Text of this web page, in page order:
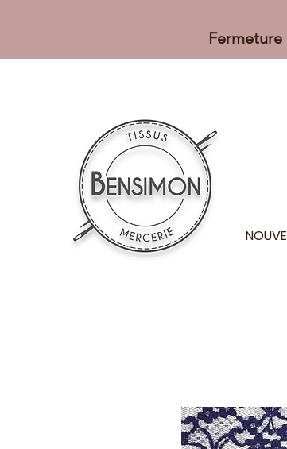
Fermeture